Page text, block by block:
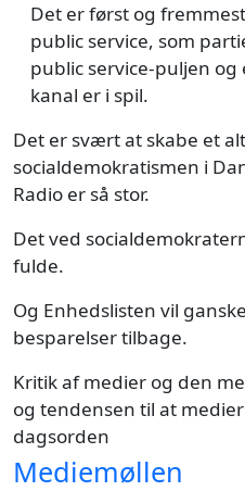
Det er først og
public service, som
public service-puljen
kanal er i spil.
Det er svært at skabe et
socialdemokratismen i
Radio er så stor.
Det ved
fulde.
Og Enhedslisten vil
besparelser tilbage.
Kritik af medier og den
og tendensen til at
dagsorden
Mediemøllen